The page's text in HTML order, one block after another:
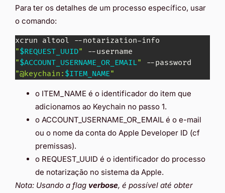
Para ter os detalhes de um processo específico, usar
o comando:
"$REQUEST_UUID"
"$ACCOUNT_USERNAME_OR_EMAIL"
"@keychain: $ITEM_NAME"
o ITEM_NAME é o identificador do item que
adicionamos ao Keychain no passo 1.
o ACCOUNT_USERNAME_OR_EMAIL é o e-mail
ou o nome da conta do Apple Developer ID (cf
premissas).
o REQUEST_UUID é o identificador do processo
de notarização no sistema da Apple.
Nota: Usando a flag verbose, é possível até obter